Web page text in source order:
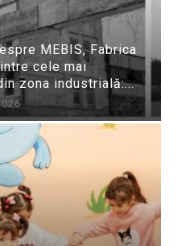
MEBIS, Fabrica
cele mai
zona industrială:...